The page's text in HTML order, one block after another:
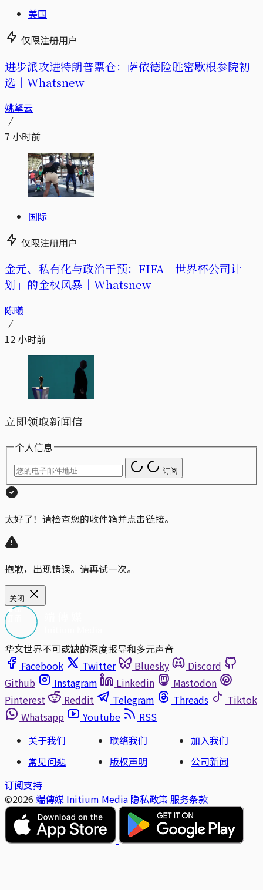
美国
仅限注册用户
进步派攻进特朗普票仓：萨依德险胜密歇根参院初
选｜Whatsnew
姚拏云
7 小时前
国际
仅限注册用户
金元、私有化与政治干预：FIFA「世界杯公司计
划」的金权风暴｜Whatsnew
陈曦
12 小时前
立即领取新闻信
个人信息
订阅
太好了！请检查您的收件箱并点击链接。
抱歉，出现错误。请再试一次。
关闭
华文世界不可或缺的深度报导和多元声音
Facebook
Twitter Bluesky
Discord
Github
Instagram Linkedin
Mastodon
Pinterest
Reddit Telegram Threads
Tiktok
Whatsapp
Youtube
RSS
关于我们
联络我们
加入我们
常见问题
版权声明
公司新闻
订阅支持
©2026 端傳媒 Initium Media 隐私政策 服务条款